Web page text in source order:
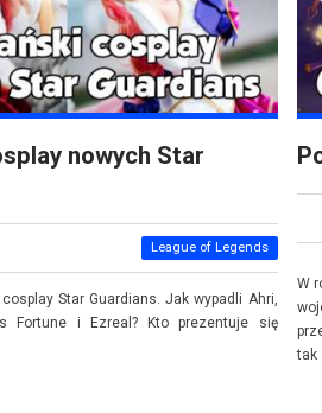
nowych Star
League of Legends
Star Guardians. Jak wypadli Ahri,
Fortune i Ezreal? Kto prezentuje się
W
tak